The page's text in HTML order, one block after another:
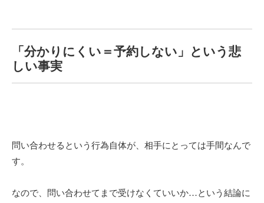
「分かりにくい＝予約しない」という悲
しい事実
問い合わせるという行為自体が、相手にとっては手間なんで
す。
なので、問い合わせてまで受けなくていいか…という結論に